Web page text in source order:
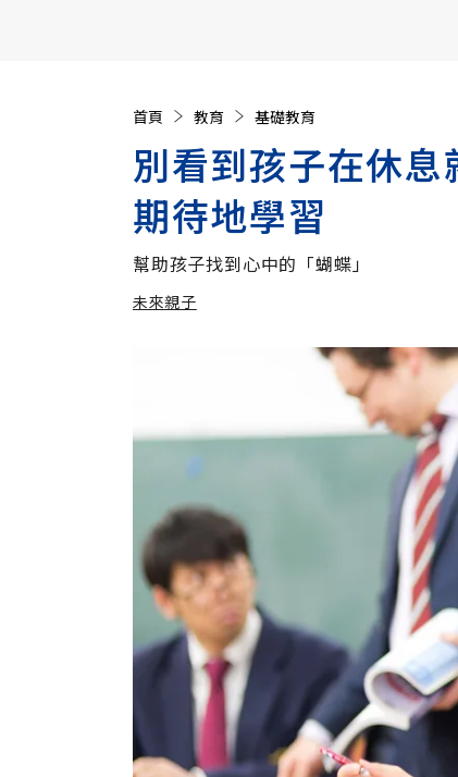
首頁 教育 基礎教育
別看到孩子在休
期待地學習
幫助孩子找到心中的「蝴蝶」
未來親子
加入追蹤